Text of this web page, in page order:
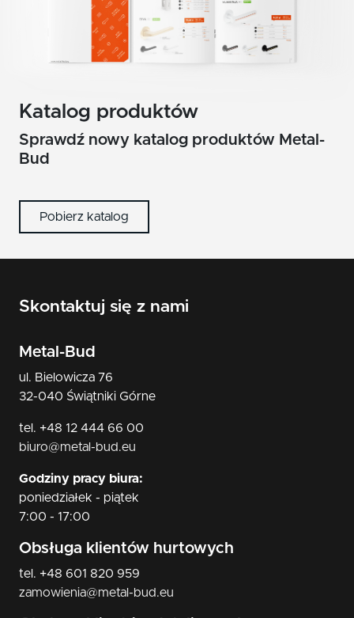
nikiel szczotkowany
nikiel szczotkowany mat
patyna
Katalog produktów
Sprawdź nowy katalog produktów Metal-
Bud
Pobierz katalog
Skontaktuj się z nami
Metal-Bud
ul. Bielowicza 76
32-040 Świątniki Górne
tel. +48 12 444 66 00
biuro@metal-bud.eu
Godziny pracy biura:
poniedziałek - piątek
7:00 - 17:00
Obsługa klientów hurtowych
tel. +48 601 820 959
zamowienia@metal-bud.eu